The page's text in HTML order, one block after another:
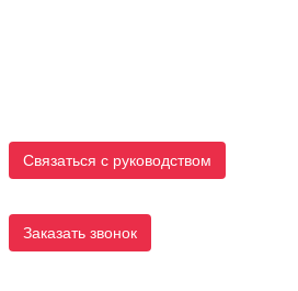
Связаться с руководством
Заказать звонок